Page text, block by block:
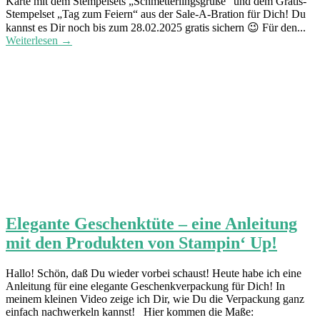
Stempelset „Tag zum Feiern“ aus der Sale-A-Bration für Dich! Du
kannst es Dir noch bis zum 28.02.2025 gratis sichern 😉 Für den...
Weiterlesen →
Elegante Geschenktüte – eine Anleitung
mit den Produkten von Stampin‘ Up!
Hallo! Schön, daß Du wieder vorbei schaust! Heute habe ich eine
Anleitung für eine elegante Geschenkverpackung für Dich! In
meinem kleinen Video zeige ich Dir, wie Du die Verpackung ganz
einfach nachwerkeln kannst! Hier kommen die Maße: